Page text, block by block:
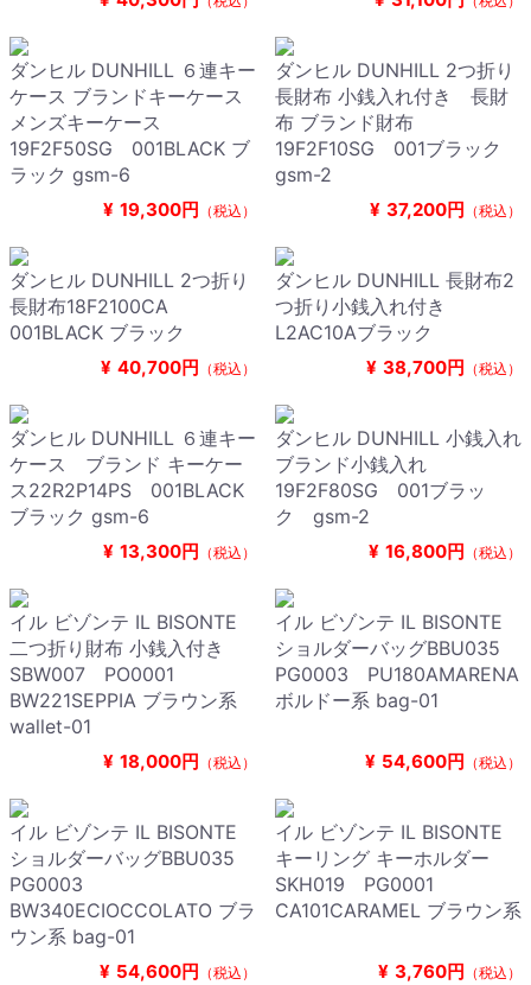
ダンヒル DUNHILL ６連キー
ケース ブランドキーケース
メンズキーケース
19F2F50SG 001BLACK ブ
ラック gsm-6
¥ 19,300円 （税込）
ダンヒル DUNHILL 2つ折り
長財布 小銭入れ付き 長財
布 ブランド財布
19F2F10SG 001ブラック
gsm-2
¥ 37,200円 （税込）
ダンヒル DUNHILL 2つ折り
長財布18F2100CA
001BLACK ブラック
¥ 40,700円 （税込）
ダンヒル DUNHILL 長財布2
つ折り小銭入れ付き
L2AC10Aブラック
¥ 38,700円 （税込）
ダンヒル DUNHILL ６連キー
ケース ブランド キーケー
ス22R2P14PS 001BLACK
ブラック gsm-6
¥ 13,300円 （税込）
ダンヒル DUNHILL 小銭入れ
ブランド小銭入れ
19F2F80SG 001ブラッ
ク gsm-2
¥ 16,800円 （税込）
イル ビゾンテ IL BISONTE
二つ折り財布 小銭入付き
SBW007 PO0001
BW221SEPPIA ブラウン系
wallet-01
¥ 18,000円 （税込）
イル ビゾンテ IL BISONTE
ショルダーバッグBBU035
PG0003 PU180AMARENA
ボルドー系 bag-01
¥ 54,600円 （税込）
イル ビゾンテ IL BISONTE
ショルダーバッグBBU035
PG0003
BW340ECIOCCOLATO ブラ
ウン系 bag-01
¥ 54,600円 （税込）
イル ビゾンテ IL BISONTE
キーリング キーホルダー
SKH019 PG0001
CA101CARAMEL ブラウン系
¥ 3,760円 （税込）